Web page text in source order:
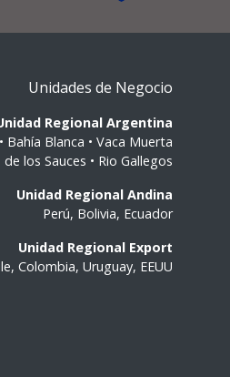
Unidades de Negocio
Regional Argentina
Bahía Blanca • Vaca Muerta
de los Sauces • Rio Gallegos
Unidad Regional Andina
Perú, Bolivia, Ecuador
Unidad Regional Export
Colombia, Uruguay, EEUU